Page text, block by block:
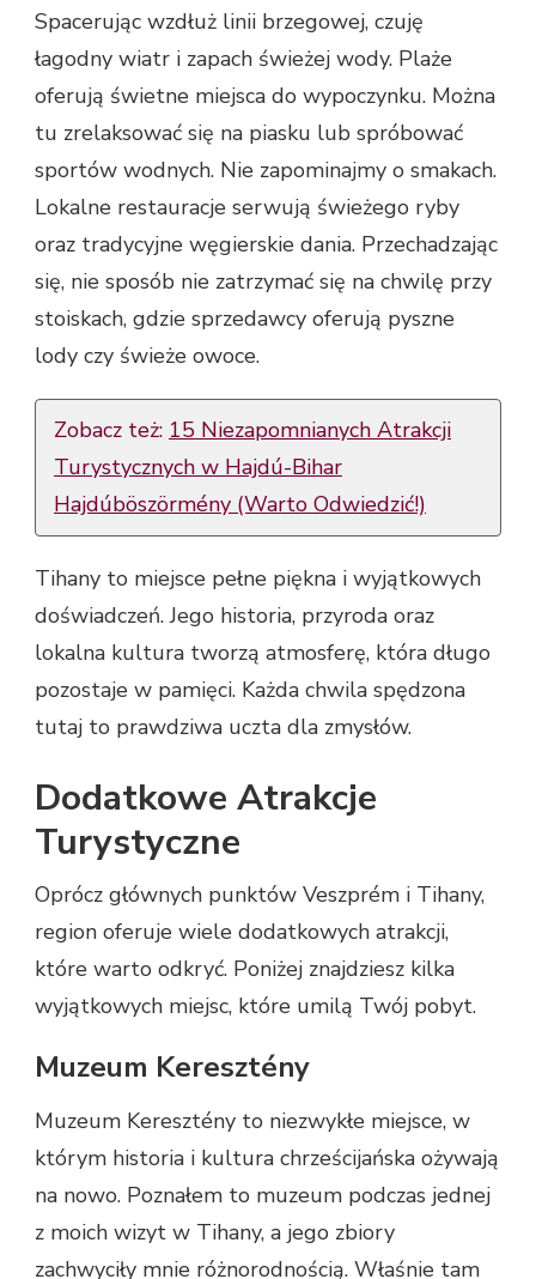
Spacerując wzdłuż linii brzegowej, czuję
łagodny wiatr i zapach świeżej wody. Plaże
oferują świetne miejsca do wypoczynku. Można
tu zrelaksować się na piasku lub spróbować
sportów wodnych. Nie zapominajmy o smakach.
Lokalne restauracje serwują świeżego ryby
oraz tradycyjne węgierskie dania. Przechadzając
się, nie sposób nie zatrzymać się na chwilę przy
stoiskach, gdzie sprzedawcy oferują pyszne
lody czy świeże owoce.
Zobacz też: 15 Niezapomnianych Atrakcji
Turystycznych w Hajdú-Bihar
Hajdúböszörmény (Warto Odwiedzić!)
Tihany to miejsce pełne piękna i wyjątkowych
doświadczeń. Jego historia, przyroda oraz
lokalna kultura tworzą atmosferę, która długo
pozostaje w pamięci. Każda chwila spędzona
tutaj to prawdziwa uczta dla zmysłów.
Dodatkowe Atrakcje
Turystyczne
Oprócz głównych punktów Veszprém i Tihany,
region oferuje wiele dodatkowych atrakcji,
które warto odkryć. Poniżej znajdziesz kilka
wyjątkowych miejsc, które umilą Twój pobyt.
Muzeum Keresztény
Muzeum Keresztény to niezwykłe miejsce, w
którym historia i kultura chrześcijańska ożywają
na nowo. Poznałem to muzeum podczas jednej
z moich wizyt w Tihany, a jego zbiory
zachwyciły mnie różnorodnością. Właśnie tam